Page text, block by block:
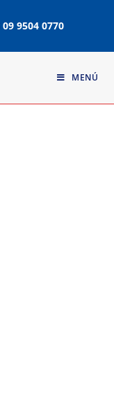
09 9504 0770
MENÚ